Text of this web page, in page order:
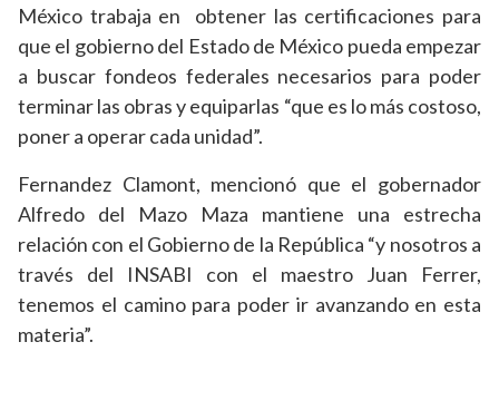
México trabaja en obtener las certificaciones para
que el gobierno del Estado de México pueda empezar
a buscar fondeos federales necesarios para poder
terminar las obras y equiparlas “que es lo más costoso,
poner a operar cada unidad”.
Fernandez Clamont, mencionó que el gobernador
Alfredo del Mazo Maza mantiene una estrecha
relación con el Gobierno de la República “y nosotros a
través del INSABI con el maestro Juan Ferrer,
tenemos el camino para poder ir avanzando en esta
materia”.